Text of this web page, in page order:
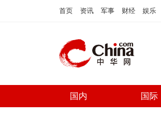
首页 资讯 军事 财经 娱乐
国内 国际